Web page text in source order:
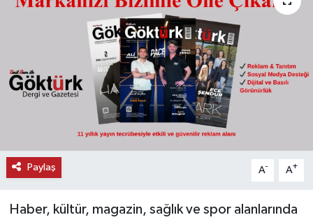
Paylaş A- A+
Haber, kültür, magazin, sağlık ve spor alanlarında
MAGAZİN
ÖZEL HABER
SAĞLIK
TEKNOLOJİ
TİCARET